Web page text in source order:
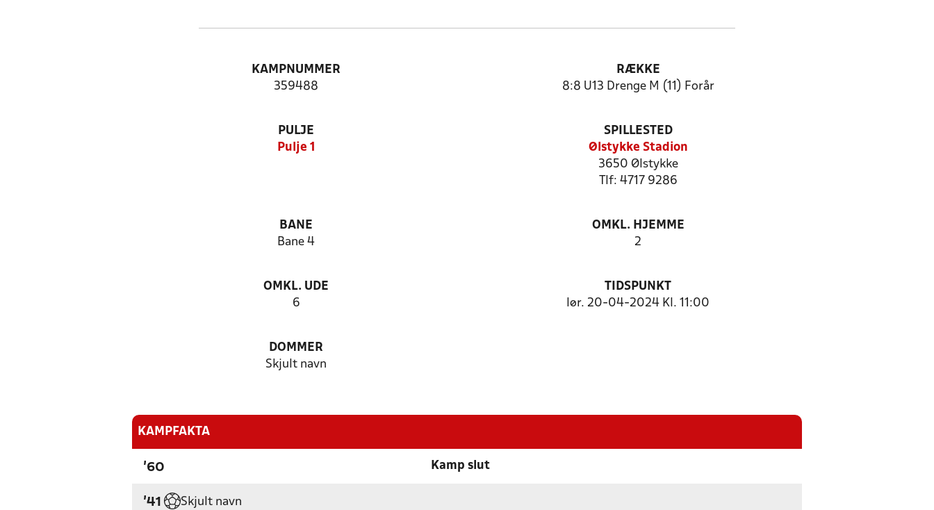
KAMPNUMMER
359488
RÆKKE
8:8 U13 Drenge M (11) Forår
PULJE
Pulje 1
SPILLESTED
Ølstykke Stadion
3650 Ølstykke
Tlf: 4717 9286
BANE
Bane 4
OMKL. HJEMME
2
OMKL. UDE
6
TIDSPUNKT
lør. 20-04-2024 Kl. 11:00
DOMMER
Skjult navn
KAMPFAKTA
'60 Kamp slut
'41 Skjult navn